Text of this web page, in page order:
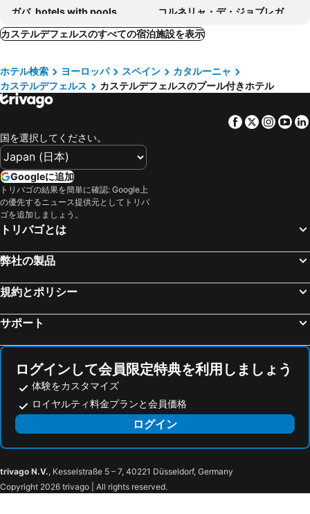
Leonardo Royal Hotel Barcelona Fira
Raval House
Hotel Balmes
アレクサンドラ バルセロナ ホテル キュリオ コレクション バイ ヒルトン
Monument Hotel
H10 メトロポリタン
カーサ フスター ホテル
ルネッサンス バルセロナ フィラ ホテル
Moxy Barcelona
Hotel Casa Lit Barcelona
メリア バルセロナ サリア
Hotel Barcelona Universal
ホテル シルケン ランブラス
Room Mate Anna, Barcelona
トゥー ホテル バルセロナ バイ アクセル - アダルト オンリー
Andante Drassanes
ホテル カナル オリンピック
ホテル シウダッド デ カステルデフェルス
Hotel boutique dONNA
AC Hotel Gava Mar
Four Points By Sheraton Barcelona Airport
Sercotel Sant Boi
エル プチ ミラドール
ホテル エル カステル
Sercotel Cornellà Barcelona
Sercotel Barcelona El Prat
Onix Fira
Hotel Sunotel Junior
ホスタル ニロ
ガバ, hotels with pools
コルネリャ・デ・ジョブレガット, hotels with pools
サン ボイ ダ リュブラガット, hotels with pools
カルダス デ モンブイ, hotels with pools
ビラノバ イ ラ ゲルタル, hotels with pools
サバデル, hotels with pools
エスプルーガス デ ロブレガット, hotels with pools
Sant Feliú de Llobregat, hotels with pools
サン ペール デ リベス, hotels with pools
マタロ, hotels with pools
セグル デカラフェル カラフェル, hotels with pools
モンカダ イ レイサック, hotels with pools
サン クガ デル バリェス, hotels with pools
ロダ デ バラ, hotels with pools
セルダニョーラ デル バレス, hotels with pools
Vilasar de Dalt, hotels with pools
マルトレル, hotels with pools
ビアフランカ デル ペネデス, hotels with pools
ビラデカンス, hotels with pools
Creixell, hotels with pools
バルセロナ, hotels with pools
カステルデフェルスのすべての宿泊施設を表示
ホテル検索 ヨーロッパ スペイン
カタルーニャ
カステルデフェルス
カステルデフェルスのプール付きホテル
Facebook
Twitter
国を選択してください。
Googleに追加
トリバゴの結果を簡単に確認: Google上
の優先するニュース提供元としてトリバ
ゴを追加しましょう。
トリバゴとは
弊社の製品
規約とポリシー
サポート
ログインして会員限定特典を利用しましょう
体験をカスタマイズ
ロイヤルティ料金プランと会員価格
ログイン
trivago N.V., Kesselstraße 5 – 7, 40221 Düsseldorf, Germany
Copyright 2026 trivago | All rights reserved.